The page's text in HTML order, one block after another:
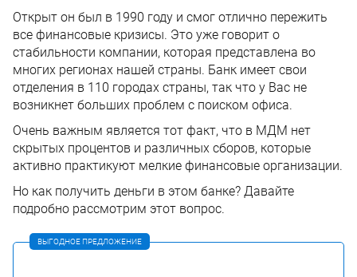
Открыт он был в 1990 году и смог отлично пережить
все финансовые кризисы. Это уже говорит о
стабильности компании, которая представлена во
многих регионах нашей страны. Банк имеет свои
отделения в 110 городах страны, так что у Вас не
возникнет больших проблем с поиском офиса.
Очень важным является тот факт, что в МДМ нет
скрытых процентов и различных сборов, которые
активно практикуют мелкие финансовые организации.
Но как получить деньги в этом банке? Давайте
подробно рассмотрим этот вопрос.
ВЫГОДНОЕ ПРЕДЛОЖЕНИЕ